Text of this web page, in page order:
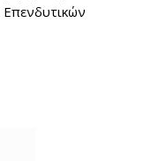
Επενδυτικών